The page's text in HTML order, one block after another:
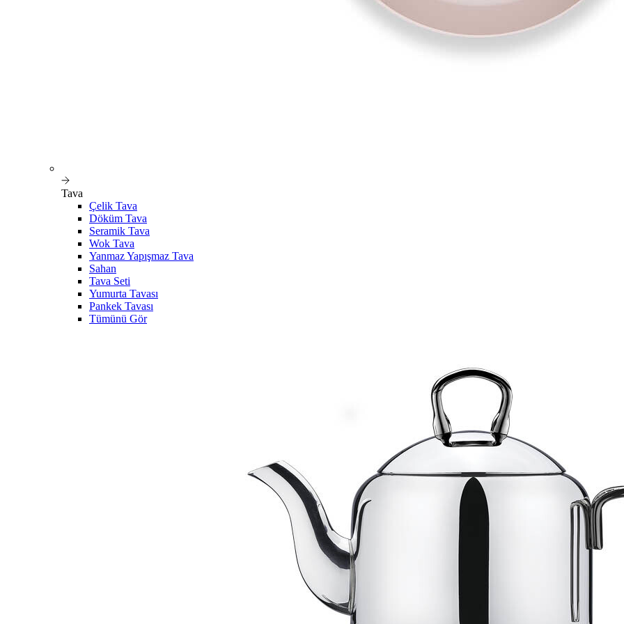
Tava
Çelik Tava
Döküm Tava
Seramik Tava
Wok Tava
Yanmaz Yapışmaz Tava
Sahan
Tava Seti
Yumurta Tavası
Pankek Tavası
Tümünü Gör